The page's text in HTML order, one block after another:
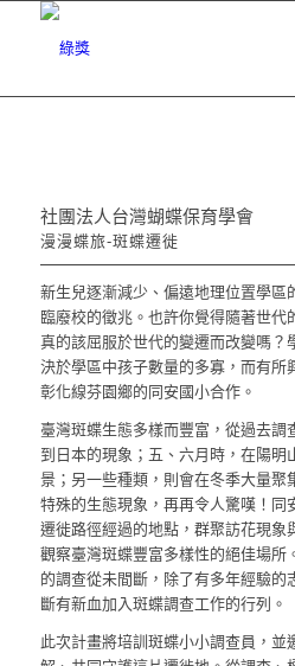
社團法人台灣蝴蝶保育學會
漫漫蝶旅-斑蝶遷徙
新生兒逐漸減少、偏遠地理位置學區
臨廢校的徵兆。也許你覺得隨著世代
真的該屈服於世代的變遷而改變嗎？
決於學區中孩子數量的多寡，而有所
彰化線芬園鄉的同安國小合作。
臺灣斑蝶生態多樣而豐富，從過去調
到日本的現象；五、六月時，在陽明
景；另一些種類，則會在冬季大量
特殊的生態現象，再再令人驚嘆！同
遷徙路徑經過的地點，群聚訪花現象
觀察臺灣斑蝶豐富多樣性的絕佳場所
的調查從未間斷，除了有多年經驗的
斷有新血加入斑蝶調查工作的行列。
此次計畫將培訓斑蝶小小調查員，並